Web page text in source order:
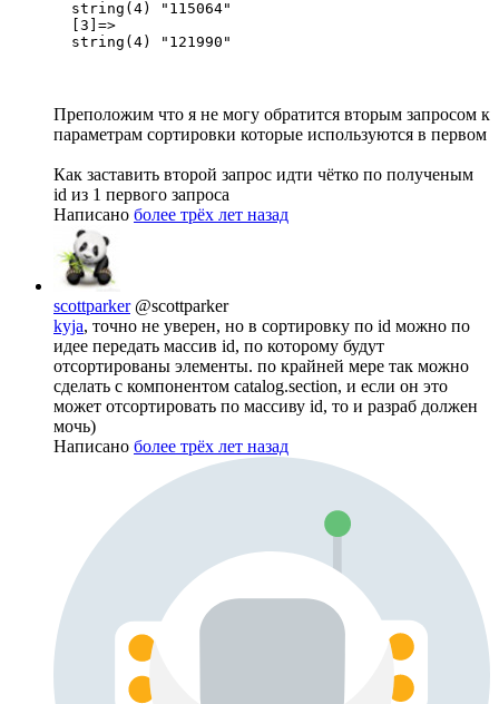
  string(4) "115064"
  [3]=>
  string(4) "121990"
Преположим что я не могу обратится вторым запросом к
параметрам сортировки которые используются в первом
Как заставить второй запрос идти чётко по полученым
id из 1 первого запроса
Написано более трёх лет назад
scottparker @scottparker
kyja, точно не уверен, но в сортировку по id можно по
идее передать массив id, по которому будут
отсортированы элементы. по крайней мере так можно
сделать с компонентом catalog.section, и если он это
может отсортировать по массиву id, то и разраб должен
мочь)
Написано более трёх лет назад